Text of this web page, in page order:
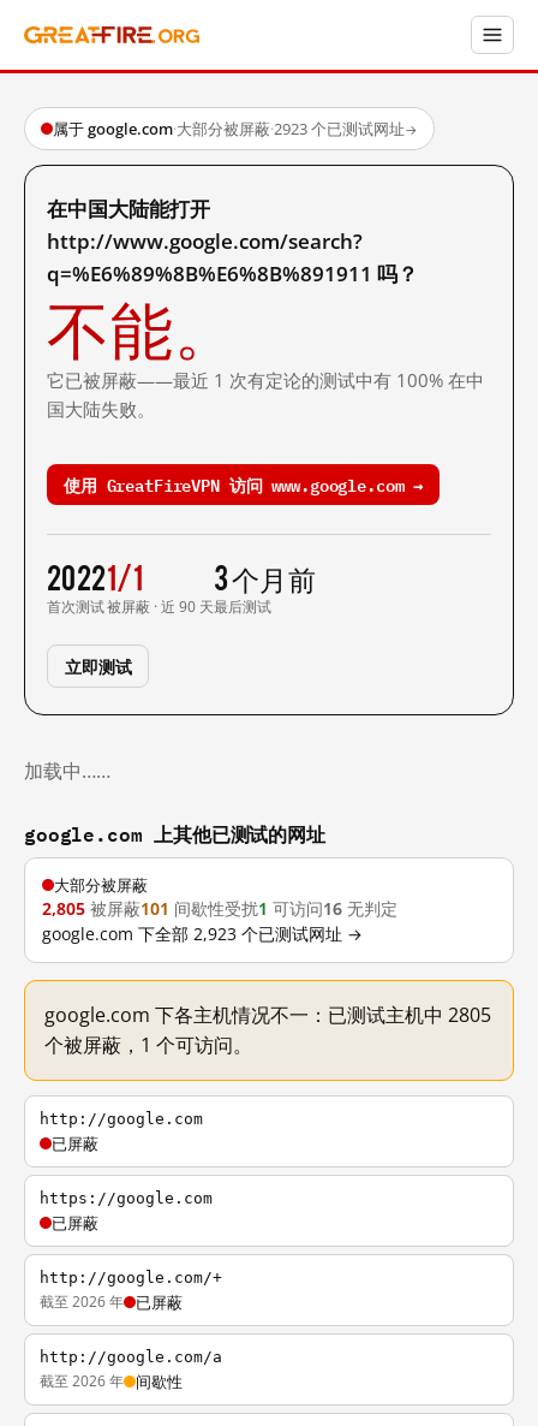
属于 google.com·大部分被屏蔽·2923 个已测试网址→
在中国大陆能打开
http://www.google.com/search?
q=%E6%89%8B%E6%8B%891911 吗？
不能。
它已被屏蔽——最近 1 次有定论的测试中有 100% 在中
国大陆失败。
使用 GreatFireVPN 访问 www.google.com →
2022
首次测试
1/1
被屏蔽 · 近 90 天
3 个月前
最后测试
立即测试
加载中……
google.com 上其他已测试的网址
大部分被屏蔽
2,805 被屏蔽101 间歇性受扰1 可访问16 无判定
google.com 下全部 2,923 个已测试网址 →
google.com 下各主机情况不一：已测试主机中 2805
个被屏蔽，1 个可访问。
http://google.com
已屏蔽
https://google.com
已屏蔽
http://google.com/+
截至 2026 年 已屏蔽
http://google.com/a
截至 2026 年 间歇性